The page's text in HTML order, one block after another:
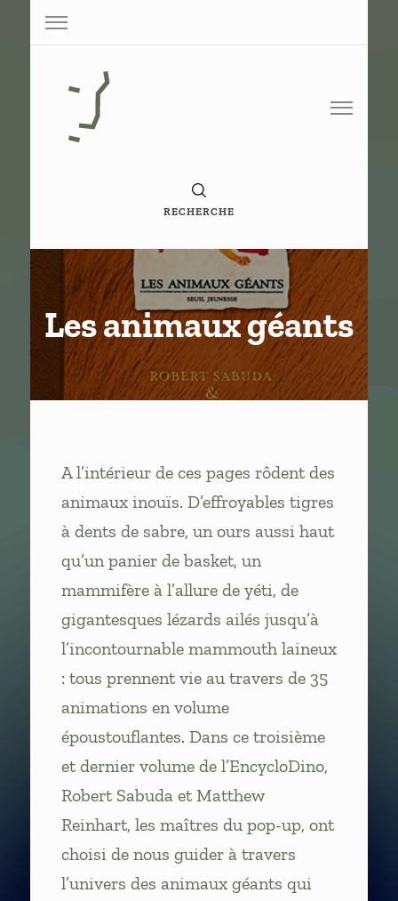
Base de conaissance de G. Vigneron
RECHERCHE
Les animaux géants
A l’intérieur de ces pages rôdent des
animaux inouïs. D’effroyables tigres
à dents de sabre, un ours aussi haut
qu’un panier de basket, un
mammifère à l’allure de yéti, de
gigantesques lézards ailés jusqu’à
l’incontournable mammouth laineux
: tous prennent vie au travers de 35
animations en volume
époustouflantes. Dans ce troisième
et dernier volume de l’EncycloDino,
Robert Sabuda et Matthew
Reinhart, les maîtres du pop-up, ont
choisi de nous guider à travers
l’univers des animaux géants qui